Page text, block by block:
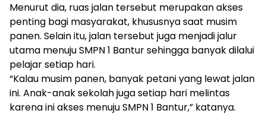
Menurut dia, ruas jalan tersebut merupakan akses
penting bagi masyarakat, khususnya saat musim
panen. Selain itu, jalan tersebut juga menjadi jalur
utama menuju SMPN 1 Bantur sehingga banyak dilalui
pelajar setiap hari.
“Kalau musim panen, banyak petani yang lewat jalan
ini. Anak-anak sekolah juga setiap hari melintas
karena ini akses menuju SMPN 1 Bantur,” katanya.